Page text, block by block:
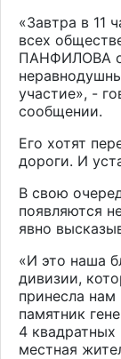
«Завтра в 11
всех
ПАНФИЛОВА
участие», -
сообщении.
Его хотят
дороги. И
В свою
появляются
явно
«И это наша
дивизии,
принесла
памятник
4
местная